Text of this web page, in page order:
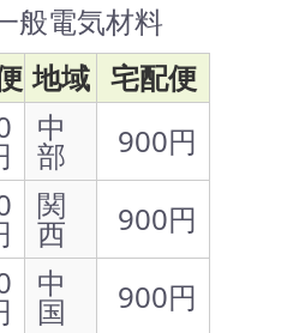
般電気材料
地域 宅配便
中
部
900円
関
西
900円
中
国
900円